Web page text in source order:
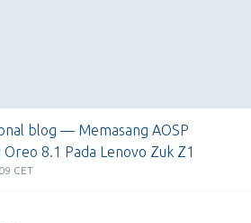
blog — Memasang AOSP
Oreo 8.1 Pada Lenovo Zuk Z1
CET